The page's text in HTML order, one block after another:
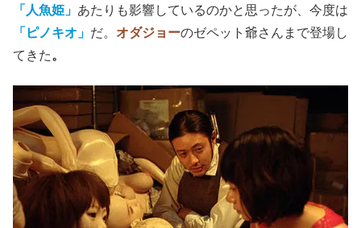
「人魚姫」 あたりも影響しているのかと思ったが、今度は
「ピノキオ」 だ。 オダジョーのゼペット爺さんまで登場し
てきた。